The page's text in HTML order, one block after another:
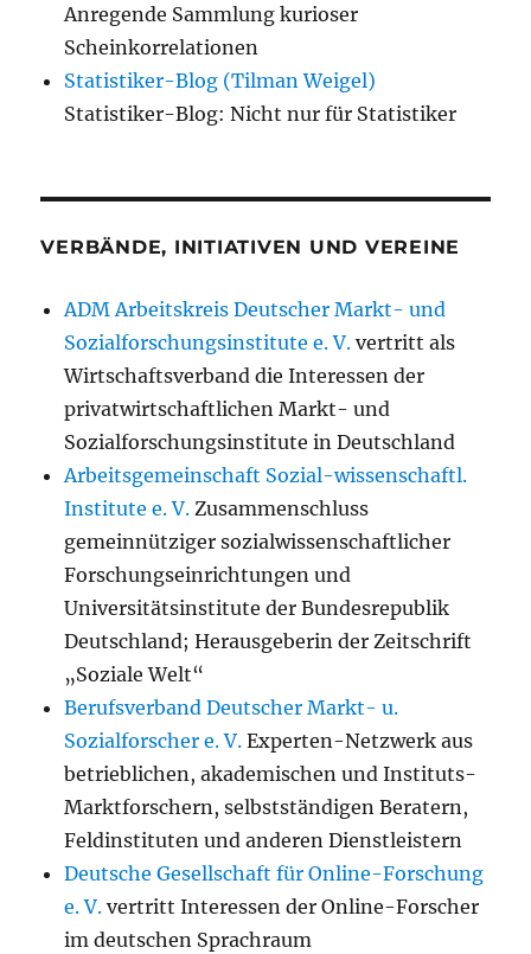
Anregende Sammlung kurioser
Scheinkorrelationen
Statistiker-Blog (Tilman Weigel)
Statistiker-Blog: Nicht nur für Statistiker
VERBÄNDE, INITIATIVEN UND VEREINE
ADM Arbeitskreis Deutscher Markt- und
Sozialforschungsinstitute e. V. vertritt als
Wirtschaftsverband die Interessen der
privatwirtschaftlichen Markt- und
Sozialforschungsinstitute in Deutschland
Arbeitsgemeinschaft Sozial-wissenschaftl.
Institute e. V. Zusammenschluss
gemeinnütziger sozialwissenschaftlicher
Forschungseinrichtungen und
Universitätsinstitute der Bundesrepublik
Deutschland; Herausgeberin der Zeitschrift
„Soziale Welt“
Berufsverband Deutscher Markt- u.
Sozialforscher e. V. Experten-Netzwerk aus
betrieblichen, akademischen und Instituts-
Marktforschern, selbstständigen Beratern,
Feldinstituten und anderen Dienstleistern
Deutsche Gesellschaft für Online-Forschung
e. V. vertritt Interessen der Online-Forscher
im deutschen Sprachraum